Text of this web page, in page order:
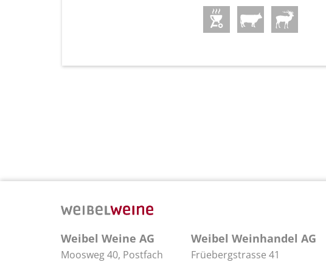
Weibel Weine AG
Moosweg 40, Postfach
Weibel Weinhandel AG
Früebergstrasse 41